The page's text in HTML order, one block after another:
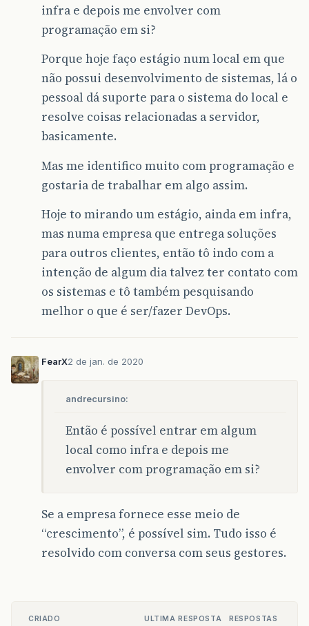
infra e depois me envolver com
programação em si?
Porque hoje faço estágio num local em que
não possui desenvolvimento de sistemas, lá o
pessoal dá suporte para o sistema do local e
resolve coisas relacionadas a servidor,
basicamente.
Mas me identifico muito com programação e
gostaria de trabalhar em algo assim.
Hoje to mirando um estágio, ainda em infra,
mas numa empresa que entrega soluções
para outros clientes, então tô indo com a
intenção de algum dia talvez ter contato com
os sistemas e tô também pesquisando
melhor o que é ser/fazer DevOps.
FearX2 de jan. de 2020
andrecursino:
Então é possível entrar em algum
local como infra e depois me
envolver com programação em si?
Se a empresa fornece esse meio de
“crescimento”, é possível sim. Tudo isso é
resolvido com conversa com seus gestores.
CRIADO ULTIMA RESPOSTA RESPOSTAS